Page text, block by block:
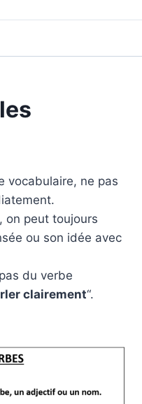
vocabulaire, ne pas
on peut toujours
ou son idée avec
du verbe
clairement“.